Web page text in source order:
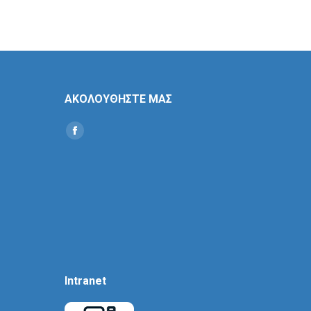
ΑΚΟΛΟΥΘΗΣΤΕ ΜΑΣ
Find us on:
Social
Intranet